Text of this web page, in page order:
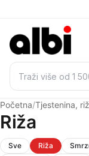
Pretraži:
Početna/Tjestenina,
Riža
Sve Riža